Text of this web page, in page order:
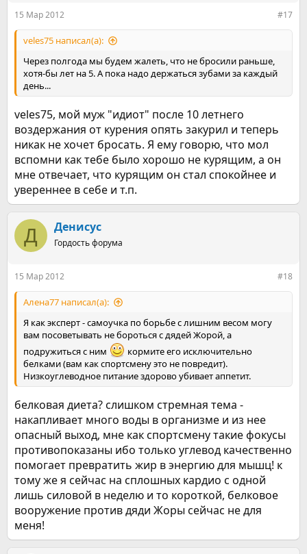
15 Мар 2012 #17
veles75 написал(а):
Через полгода мы будем жалеть, что не бросили раньше,
хотя-бы лет на 5. А пока надо держаться зубами за каждый
день...
veles75, мой муж "идиот" после 10 летнего
воздержания от курения опять закурил и теперь
никак не хочет бросать. Я ему говорю, что мол
вспомни как тебе было хорошо не курящим, а он
мне отвечает, что курящим он стал спокойнее и
увереннее в себе и т.п.
Д Денисус
Гордость форума
15 Мар 2012 #18
Алена77 написал(а):
Я как эксперт - самоучка по борьбе с лишним весом могу
вам посоветывать не бороться с дядей Жорой, а
подружиться с ним
кормите его исключительно
белками (вам как спортсмену это не повредит).
Низкоуглеводное питание здорово убивает аппетит.
белковая диета? слишком стремная тема -
накапливает много воды в организме и из нее
опасный выход, мне как спортсмену такие фокусы
противопоказаны ибо только углевод качественно
помогает превратить жир в энергию для мышц! к
тому же я сейчас на сплошных кардио с одной
лишь силовой в неделю и то короткой, белковое
вооружение против дяди Жоры сейчас не для
меня!